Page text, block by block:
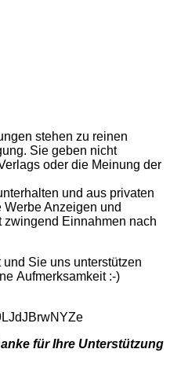
stehen zu reinen
Sie geben nicht
oder die Meinung der
und aus privaten
Werbe Anzeigen und
zwingend Einnahmen nach
Sie uns unterstützen
Aufmerksamkeit :-)
für Ihre Unterstützung